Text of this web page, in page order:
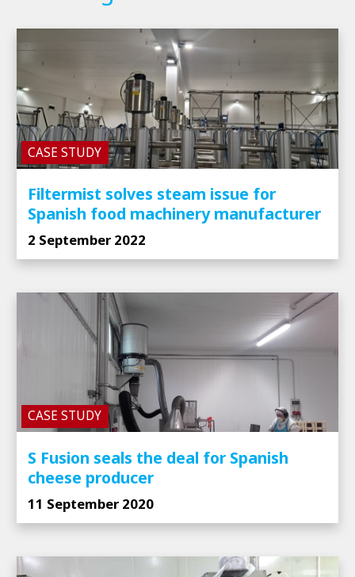
CASE STUDY
Filtermist solves steam issue for
Spanish food machinery manufacturer
2 September 2022
CASE STUDY
S Fusion seals the deal for Spanish
cheese producer
11 September 2020